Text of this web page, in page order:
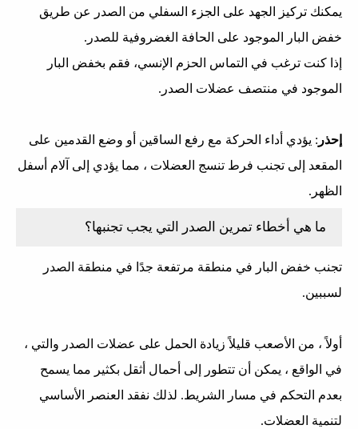
يمكنك تركيز الجهد على الجزء السفلي من الصدر عن طريق
خفض البار الموجود على الحافة الغضروفية للصدر.
إذا كنت ترغب في التماس الحزم الإنسي، فقم بخفض البار
الموجود في منتصف عضلات الصدر.
إحذر : يؤدي أداء الحركة مع رفع الساقين أو وضع القدمين على
المقعد إلى تجنب فرط تنسج العضلات ، مما يؤدي إلى آلام أسفل
الظهر.
ما هي أخطاء تمرين الصدر التي يجب تجنبها؟
تجنب خفض البار في منطقة مرتفعة جدًا في منطقة الصدر
لسببين.
أولاً ، من الأصعب قليلاً زيادة الحمل على عضلات الصدر والتي ،
في الواقع ، يمكن أن تتطور إلى أحمال أثقل بكثير مما يسمح
بعدم التحكم في مسار الشريط. لذلك نفقد العنصر الأساسي
لتنمية العضلات.